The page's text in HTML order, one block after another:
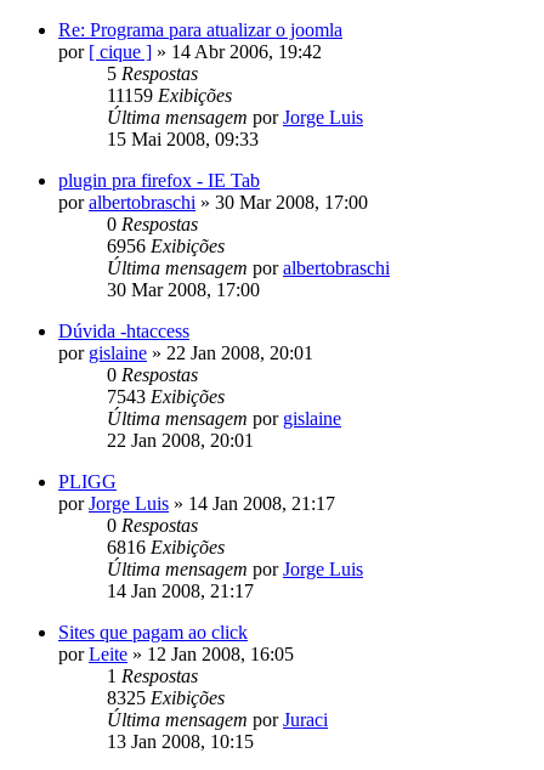
Re: Programa para atualizar o joomla
por [ cique ] » 14 Abr 2006, 19:42
5 Respostas
11159 Exibições
Última mensagem porJorge Luis
15 Mai 2008, 09:33
plugin pra firefox - IE Tab
poralbertobraschi » 30 Mar 2008, 17:00
0 Respostas
6956 Exibições
Última mensagem poralbertobraschi
30 Mar 2008, 17:00
Dúvida -htaccess
por gislaine » 22 Jan 2008, 20:01
0 Respostas
7543 Exibições
Última mensagem por gislaine
22 Jan 2008, 20:01
PLIGG
porJorge Luis » 14 Jan 2008, 21:17
0 Respostas
6816 Exibições
Última mensagem porJorge Luis
14 Jan 2008, 21:17
Sites que pagam ao click
porLeite » 12 Jan 2008, 16:05
1 Respostas
8325 Exibições
Última mensagem porJuraci
13 Jan 2008, 10:15